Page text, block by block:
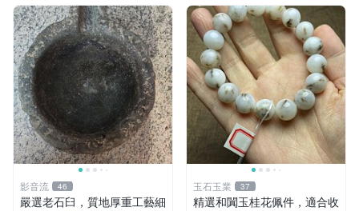
影音流 46
嚴選老石臼，質地厚重工藝細
玉石玉業 37
精選和闐玉桂花佩件，適合收